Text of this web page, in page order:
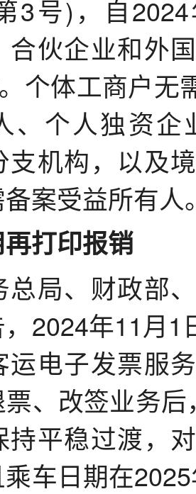
第3号)，自
合伙企业和外
个体工商户
、个人独资
支机构，以及
案受益所有人
打印报销
总局、财政部
2024年11月
运电子发票服
、改签业务
持平稳过渡，
车日期在